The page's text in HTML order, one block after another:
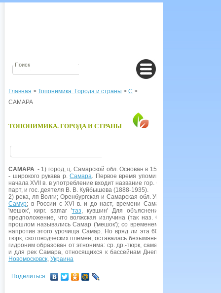
Главная > Топонимика. Города и страны > С >
САМАРА
ТОПОНИМИКА. ГОРОДА И СТРАНЫ
САМАРА - 1) город, ц. Самарской обл. Основан в 1586 г. как крепость
- широкого рукава р.Самара. Первое время упоминается в грамотах
начала XVII в. в употребление входит название гор. Самара. В 1935- 1991
парт, и гос. деятеля В. В. Куйбышева (1888-1935).
2) река, лп Волги; Оренбургская и Самарская обл. Упоминается араб,
Самур; в России с XVI в. и до наст, времени Самара. Татар., чуваш.
'мешок', кирг. samar 'таз, кувшин' Для объяснения названия реки
предположение, что волжская излучина (так наз. Самарская лука), и
прошлом назывались Самар ('мешок'); со временем это название было
напротив этого урочища Самар. Но вряд ли эта 600-километровая
тюрк, скотоводческих племен, оставалась безымянной. Поэтому
гидроним образован от этнонима: ср. др.-тюрк, самарчик, башк. самар,
и для рек Самара, относящихся к бассейнам Днепра и Северского
Новомосковск, Украина
Поделиться